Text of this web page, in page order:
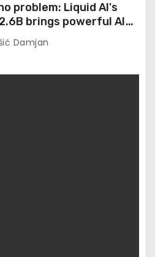
problem: Liquid AI's
brings powerful AI
small as a Raspberry Pi
Damjan